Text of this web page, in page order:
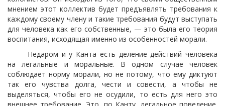
мнением этот коллектив будет предъявлять требования к
каждому своему члену и такие требования будут выступать
для человека как его собственные, — это была его теория
воспитания, исходящая именно из особенностей морали.
Недаром и у Канта есть деление действий человека
на легальные и моральные. В одном случае человек
соблюдает норму морали, но не потому, что ему диктуют
так его чувства долга, чести и совести, а чтобы не
выделяться, чтобы его не осудили, то есть для него это